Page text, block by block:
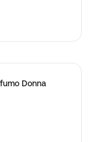
Donna
Spray